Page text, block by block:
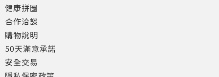
健康拼圖
合作洽談
購物說明
50天滿意承諾
安全交易